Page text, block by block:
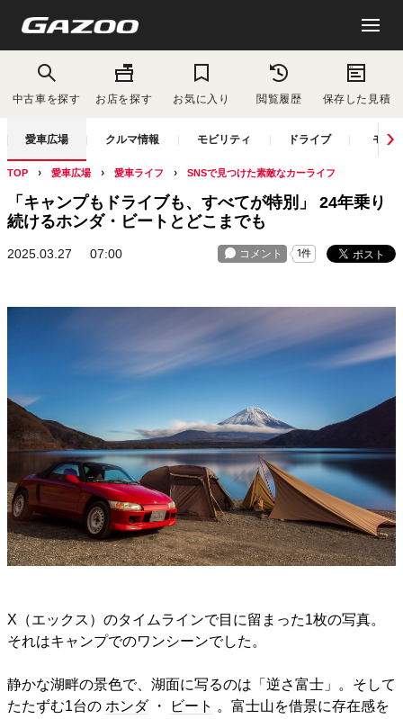
中古車を探す お店を探す お気に入り 閲覧履歴 保存した見積
愛車広場 クルマ情報 モビリティ ドライブ モー
TOP 愛車広場 愛車ライフ SNSで見つけた素敵なカーライフ
「キャンプもドライブも、すべてが特別」 24年乗り
続けるホンダ・ビートとどこまでも
2025.03.27 07:00
X（エックス）のタイムラインで目に留まった1枚の写真。
それはキャンプでのワンシーンでした。
静かな湖畔の景色で、湖面に写るのは「逆さ富士」。そして
たたずむ1台の ホンダ ・ ビート 。富士山を借景に存在感を